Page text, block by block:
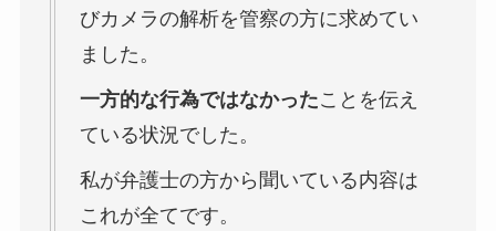
びカメラの解析を管察の方に求めてい
ました。
一方的な行為ではなかったことを伝え
ている状況でした。
私が弁護士の方から聞いている内容は
これが全てです。